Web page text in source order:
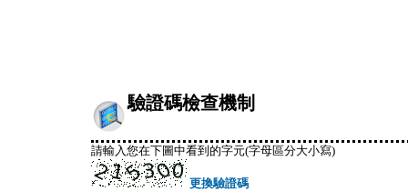
驗證碼檢查機制
請輸入您在下圖中看到的字元(字母區分大小寫)
更換驗證碼